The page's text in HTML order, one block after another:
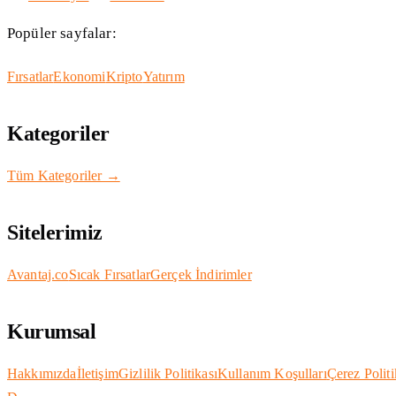
Popüler sayfalar:
FırsatlarEkonomiKriptoYatırım
Kategoriler
Tüm Kategoriler →
Sitelerimiz
Avantaj.coSıcak FırsatlarGerçek İndirimler
Kurumsal
HakkımızdaİletişimGizlilik PolitikasıKullanım KoşullarıÇerez